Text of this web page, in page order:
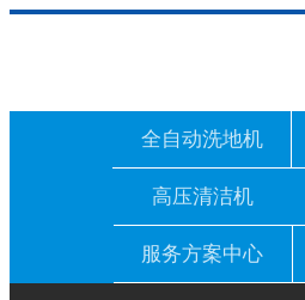
全自动洗地机
高压清洁机
服务方案中心